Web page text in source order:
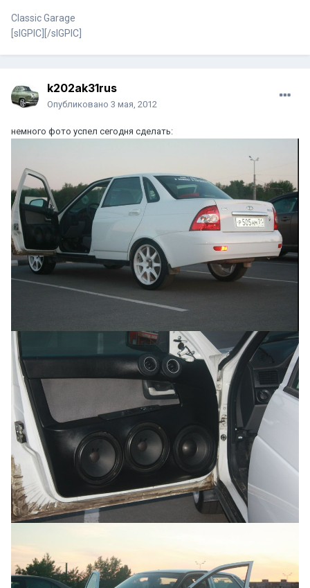
Classic Garage
[sIGPIC][/sIGPIC]
k202ak31rus
Опубликовано 3 мая, 2012
немного фото успел сегодня сделать: